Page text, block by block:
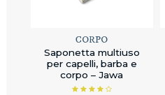
CORPO
Saponetta multiuso
per capelli, barba e
corpo – Jawa